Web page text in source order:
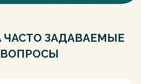
ЧАСТО ЗАДАВАЕМЫЕ
ВОПРОСЫ